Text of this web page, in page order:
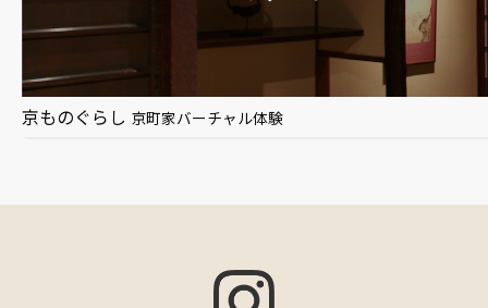
京ものぐらし 京町家バーチャル体験